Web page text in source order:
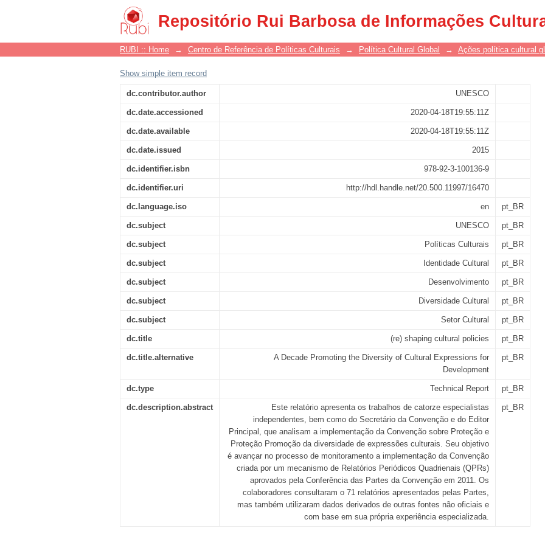
Repositório Rui Barbosa de Informações
(re) shaping cultural policies
RUBI :: Home → Centro de Referência de Políticas Culturais → Política Cultural Global → Ações política cultural
Show simple item record
dc.contributor.author UNESCO
dc.date.accessioned 2020-04-18T19:55:11Z
dc.date.available 2020-04-18T19:55:11Z
dc.date.issued 2015
dc.identifier.isbn 978-92-3-100136-9
dc.identifier.uri http://hdl.handle.net/20.500.11997/16470
dc.language.iso en pt_BR
dc.subject UNESCO pt_BR
dc.subject Políticas Culturais pt_BR
dc.subject Identidade Cultural pt_BR
dc.subject Desenvolvimento pt_BR
dc.subject Diversidade Cultural pt_BR
dc.subject Setor Cultural pt_BR
dc.title (re) shaping cultural policies pt_BR
dc.title.alternative
A Decade Promoting the Diversity of Cultural Expressions for
Development
pt_BR
dc.type Technical Report pt_BR
dc.description.abstract
Este relatório apresenta os trabalhos de catorze especialistas
independentes, bem como do Secretário da Convenção e do Editor
Principal, que analisam a implementação da Convenção sobre Proteção e
Proteção Promoção da diversidade de expressões culturais. Seu objetivo
é avançar no processo de monitoramento a implementação da Convenção
criada por um mecanismo de Relatórios Periódicos Quadrienais (QPRs)
aprovados pela Conferência das Partes da Convenção em 2011. Os
colaboradores consultaram o 71 relatórios apresentados pelas Partes,
mas também utilizaram dados derivados de outras fontes não oficiais e
com base em sua própria experiência especializada.
pt_BR